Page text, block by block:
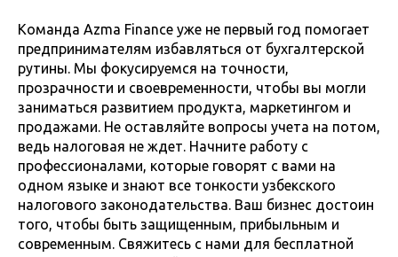
Команда Azma Finance уже не первый год помогает
предпринимателям избавляться от бухгалтерской
рутины. Мы фокусируемся на точности,
прозрачности и своевременности, чтобы вы могли
заниматься развитием продукта, маркетингом и
продажами. Не оставляйте вопросы учета на потом,
ведь налоговая не ждет. Начните работу с
профессионалами, которые говорят с вами на
одном языке и знают все тонкости узбекского
налогового законодательства. Ваш бизнес достоин
того, чтобы быть защищенным, прибыльным и
современным. Свяжитесь с нами для бесплатной